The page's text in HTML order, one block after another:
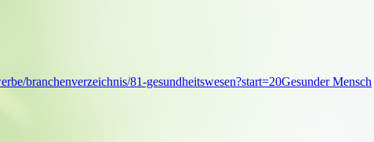
branchenverzeichnis/81-gesundheitswesen?start=20Gesunder Mensch